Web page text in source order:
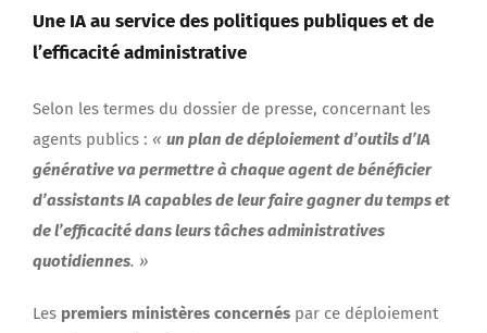
Une IA au service des politiques publiques et de
l’efficacité administrative
Selon les termes du dossier de presse, concernant les
agents publics : « un plan de déploiement d’outils d’IA
générative va permettre à chaque agent de bénéficier
d’assistants IA capables de leur faire gagner du temps et
de l’efficacité dans leurs tâches administratives
quotidiennes. »
Les premiers ministères concernés par ce déploiement